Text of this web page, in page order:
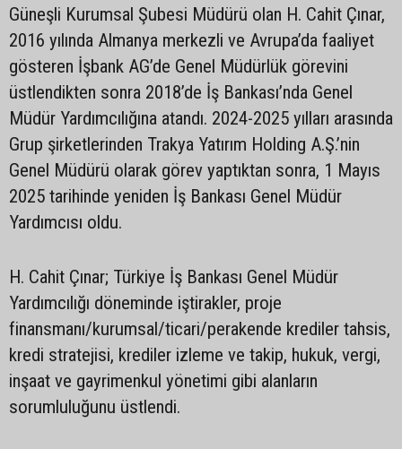
Güneşli Kurumsal Şubesi Müdürü olan H. Cahit Çınar,
2016 yılında Almanya merkezli ve Avrupa’da faaliyet
gösteren İşbank AG’de Genel Müdürlük görevini
üstlendikten sonra 2018’de İş Bankası’nda Genel
Müdür Yardımcılığına atandı. 2024-2025 yılları arasında
Grup şirketlerinden Trakya Yatırım Holding A.Ş.’nin
Genel Müdürü olarak görev yaptıktan sonra, 1 Mayıs
2025 tarihinde yeniden İş Bankası Genel Müdür
Yardımcısı oldu.
H. Cahit Çınar; Türkiye İş Bankası Genel Müdür
Yardımcılığı döneminde iştirakler, proje
finansmanı/kurumsal/ticari/perakende krediler tahsis,
kredi stratejisi, krediler izleme ve takip, hukuk, vergi,
inşaat ve gayrimenkul yönetimi gibi alanların
sorumluluğunu üstlendi.